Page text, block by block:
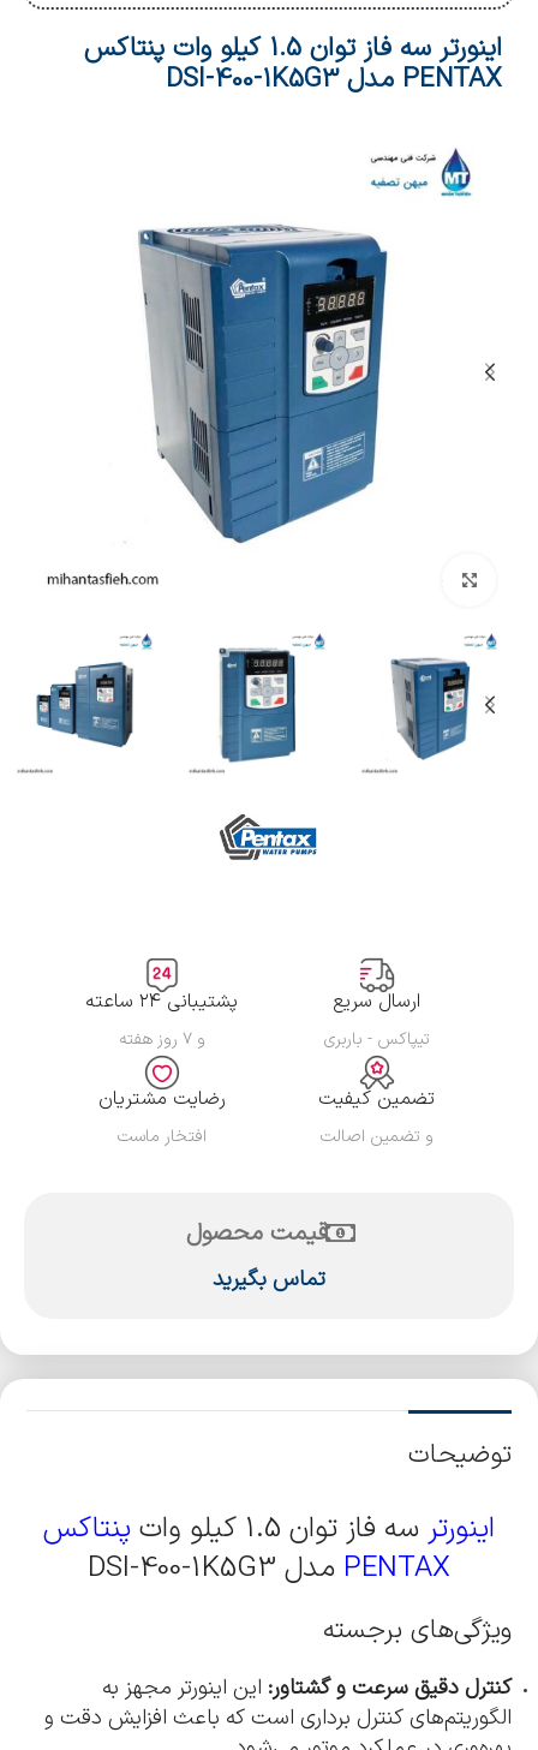
اینورتر سه فاز توان 1.5 کیلو وات پنتاکس
PENTAX مدل DSI-400-1K5G3
ارسال سریع
تیپاکس - باربری
پشتیبانی ۲۴ ساعته
و ۷ روز هفته
تضمین کیفیت
و تضمین اصالت
رضایت مشتریان
افتخار ماست
قیمت محصول
تماس بگیرید
توضیحات
اینورتر سه فاز توان 1.5 کیلو وات
پنتاکس
PENTAX مدل DSI-400-1K5G3
ویژگی‌های برجسته
کنترل دقیق سرعت و گشتاور: این اینورتر مجهز به
الگوریتم‌های کنترل برداری است که باعث افزایش دقت و